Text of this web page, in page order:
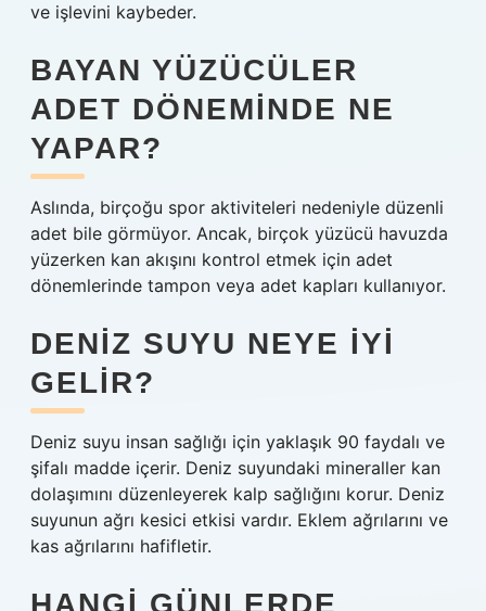
ve işlevini kaybeder.
BAYAN YÜZÜCÜLER
ADET DÖNEMINDE NE
YAPAR?
Aslında, birçoğu spor aktiviteleri nedeniyle düzenli
adet bile görmüyor. Ancak, birçok yüzücü havuzda
yüzerken kan akışını kontrol etmek için adet
dönemlerinde tampon veya adet kapları kullanıyor.
DENIZ SUYU NEYE IYI
GELIR?
Deniz suyu insan sağlığı için yaklaşık 90 faydalı ve
şifalı madde içerir. Deniz suyundaki mineraller kan
dolaşımını düzenleyerek kalp sağlığını korur. Deniz
suyunun ağrı kesici etkisi vardır. Eklem ağrılarını ve
kas ağrılarını hafifletir.
HANGI GÜNLERDE